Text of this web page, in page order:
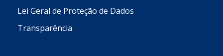
Lei Geral de Proteção de Dados
Transparência